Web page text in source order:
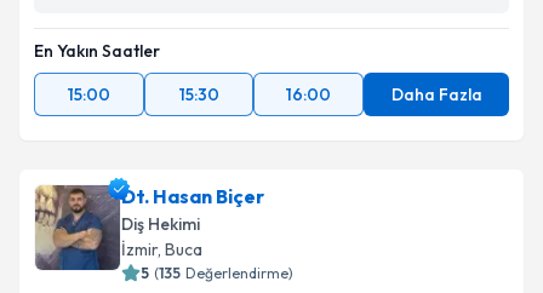
En Yakın Saatler
15:00
15:30 16:00 Daha Fazla
Dt. Hasan Biçer
Diş Hekimi
İzmir, Buca
5 (135 Değerlendirme)